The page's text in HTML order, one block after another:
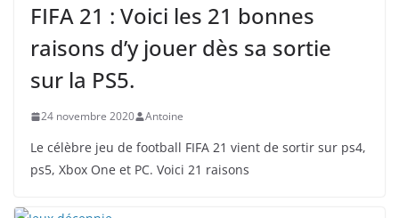
FIFA 21 : Voici les 21 bonnes
raisons d’y jouer dès sa sortie
sur la PS5.
24 novembre 2020 Antoine
Le célèbre jeu de football FIFA 21 vient de sortir sur ps4,
ps5, Xbox One et PC. Voici 21 raisons